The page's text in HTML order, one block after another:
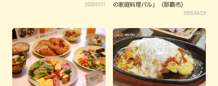
2026/07/17
の家庭料理バル」（那覇市）
2026/04/29